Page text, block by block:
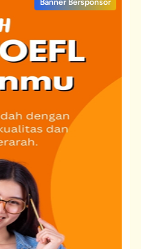
Banner Bersponsor